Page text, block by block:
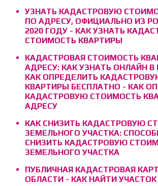
УЗНАТЬ КАДАСТРОВУЮ
ПО АДРЕСУ, ОФИЦИАЛЬНО ИЗ
2020 ГОДУ - КАК УЗНАТЬ
СТОИМОСТЬ КВАРТИРЫ
КАДАСТРОВАЯ СТОИМОСТЬ
АДРЕСУ: КАК УЗНАТЬ ОНЛАЙН В
КАК ОПРЕДЕЛИТЬ
КВАРТИРЫ БЕСПЛАТНО - КАК
КАДАСТРОВУЮ СТОИМОСТЬ
АДРЕСУ
КАК СНИЗИТЬ КАДАСТРОВУЮ
ЗЕМЕЛЬНОГО УЧАСТКА:
СНИЗИТЬ КАДАСТРОВУЮ
ЗЕМЕЛЬНОГО УЧАСТКА
ПУБЛИЧНАЯ КАДАСТРОВАЯ
ОБЛАСТИ - КАК НАЙТИ